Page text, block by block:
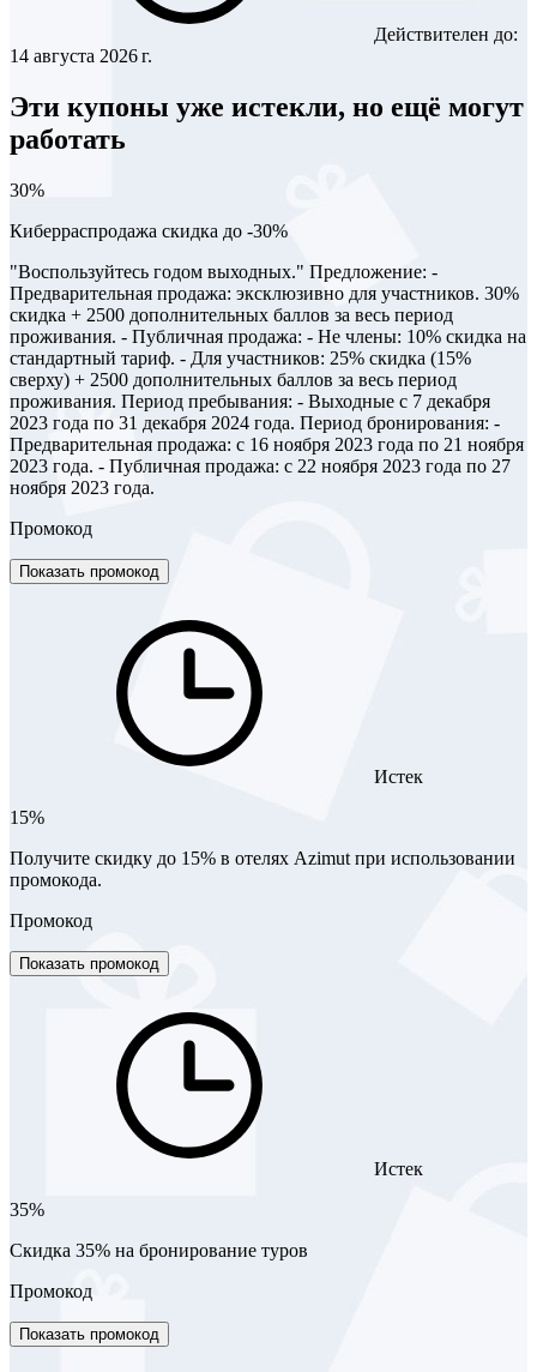
Действителен до:
14 августа 2026 г.
Эти купоны уже истекли, но ещё могут
работать
30%
Киберраспродажа скидка до -30%
"Воспользуйтесь годом выходных." Предложение: -
Предварительная продажа: эксклюзивно для участников. 30%
скидка + 2500 дополнительных баллов за весь период
проживания. - Публичная продажа: - Не члены: 10% скидка на
стандартный тариф. - Для участников: 25% скидка (15%
сверху) + 2500 дополнительных баллов за весь период
проживания. Период пребывания: - Выходные с 7 декабря
2023 года по 31 декабря 2024 года. Период бронирования: -
Предварительная продажа: с 16 ноября 2023 года по 21 ноября
2023 года. - Публичная продажа: с 22 ноября 2023 года по 27
ноября 2023 года.
Промокод
Показать промокод
Истек
15%
Получите скидку до 15% в отелях Azimut при использовании
промокода.
Промокод
Показать промокод
Истек
35%
Скидка 35% на бронирование туров
Промокод
Показать промокод